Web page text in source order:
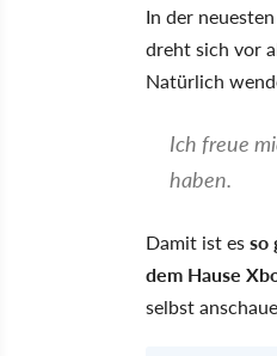
In der
dreht sich vor
Natürlich
Ich freue
haben.
Damit ist esso
dem Hause
selbst